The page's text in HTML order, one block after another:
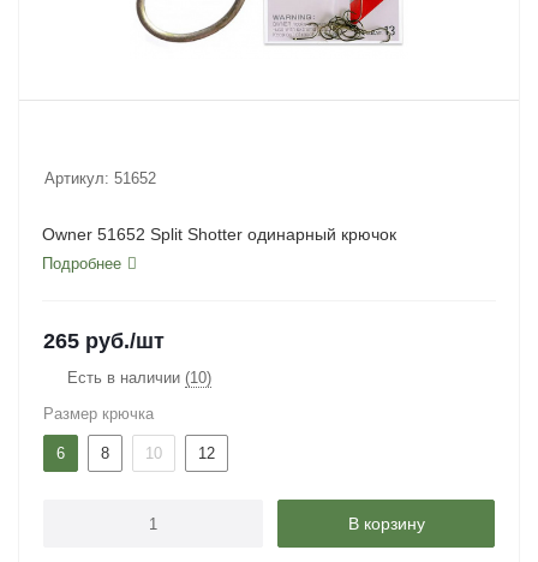
Артикул: 51652
Owner 51652 Split Shotter одинарный крючок
Подробнее
265 руб./шт
Есть в наличии (10)
Размер крючка
6 8 10 12
В корзину